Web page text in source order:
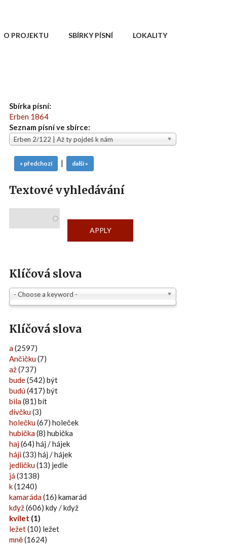
O PROJEKTU SBÍRKY PÍSNÍ LOKALITY
Sbírka písní:
Erben 1864
Seznam písní ve sbírce:
Erben 2/122 | Až ty pojdeš k nám
« předchozí | další »
Textové vyhledávání
Klíčová slova
- Choose a keyword -
Klíčová slova
a(2597)
Ančičku(7)
až(737)
bude(542) být
budú(417) být
bila(81) bít
dívčku(3)
holečku(67) holeček
hubička(8) hubička
haj(64) háj / hájek
háji(33) háj / hájek
jedličku(13) jedle
já(3138)
k(1240)
kamaráda(16) kamarád
když(606) kdy / když
kvílet (1)
ležet(10) ležet
mně(1624)